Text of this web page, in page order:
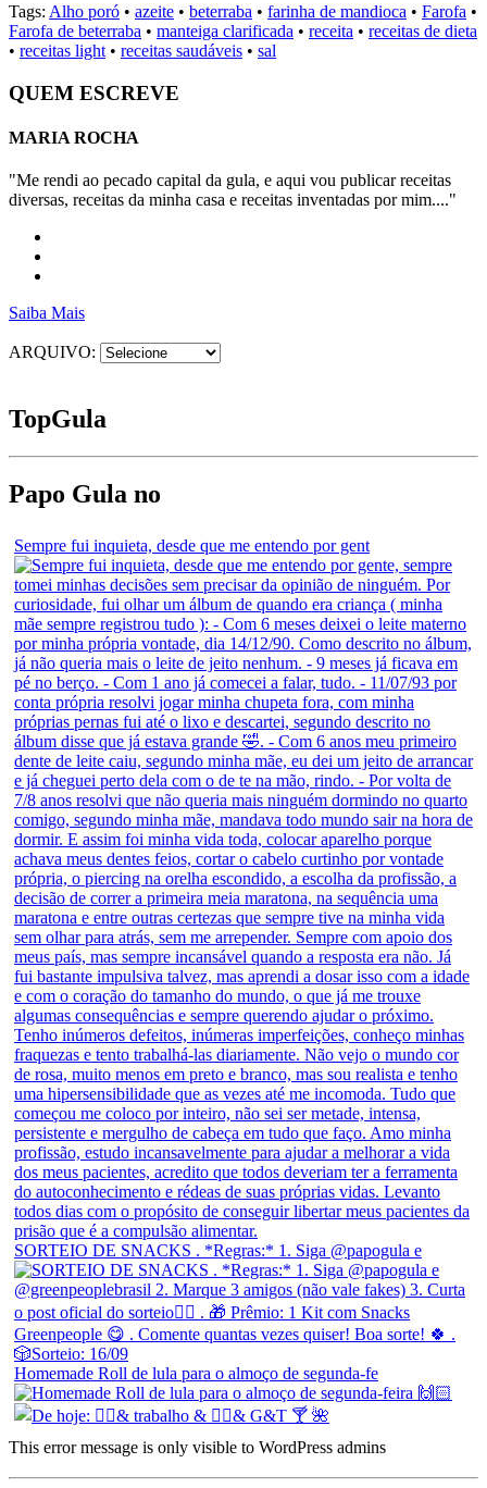
Tags: Alho poró • azeite • beterraba • farinha de mandioca • Farofa •
Farofa de beterraba • manteiga clarificada • receita • receitas de dieta
• receitas light • receitas saudáveis • sal
QUEM ESCREVE
MARIA ROCHA
"Me rendi ao pecado capital da gula, e aqui vou publicar receitas
diversas, receitas da minha casa e receitas inventadas por mim...."
Saiba Mais
ARQUIVO:
TopGula
Papo Gula no
Sempre fui inquieta, desde que me entendo por gent
SORTEIO DE SNACKS . *Regras:* 1. Siga @papogula e
Homemade Roll de lula para o almoço de segunda-fe
This error message is only visible to WordPress admins